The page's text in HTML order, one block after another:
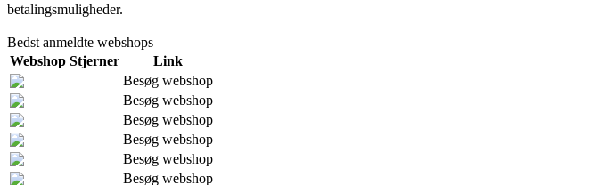
betalingsmuligheder.
Bedst anmeldte webshops
Webshop Stjerner
Link
Besøg webshop
Besøg webshop
Besøg webshop
Besøg webshop
Besøg webshop
Besøg webshop